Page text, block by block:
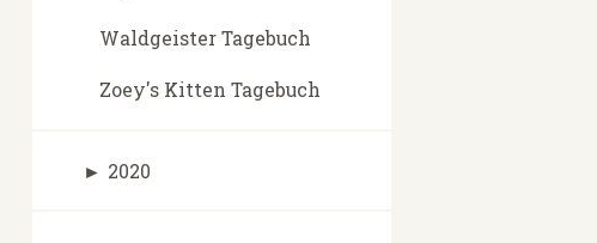
Waldgeister Tagebuch
Zoey's Kitten Tagebuch
► 2020